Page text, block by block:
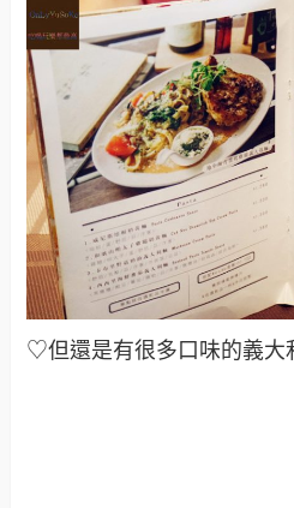
♡但還是有很多口味的義大